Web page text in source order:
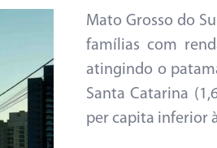
Mato Grosso do
famílias com
atingindo o
Santa Catarina
per capita inferior